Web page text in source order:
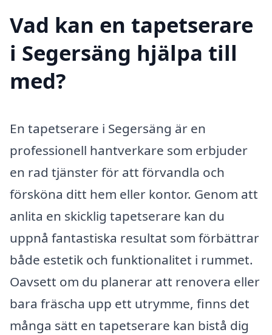
Vad kan en tapetserare
i Segersäng hjälpa till
med?
En tapetserare i Segersäng är en
professionell hantverkare som erbjuder
en rad tjänster för att förvandla och
försköna ditt hem eller kontor. Genom att
anlita en skicklig tapetserare kan du
uppnå fantastiska resultat som förbättrar
både estetik och funktionalitet i rummet.
Oavsett om du planerar att renovera eller
bara fräscha upp ett utrymme, finns det
många sätt en tapetserare kan bistå dig